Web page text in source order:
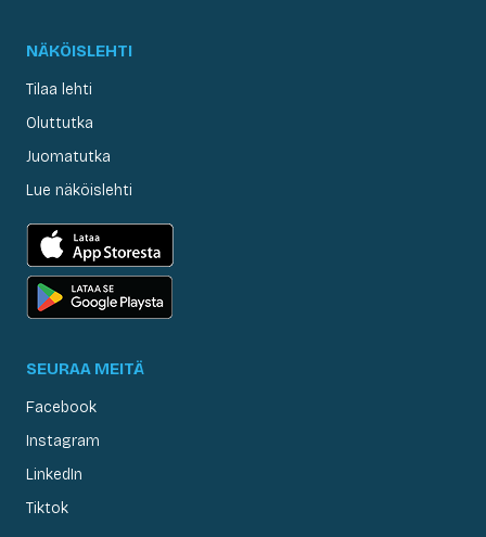
NÄKÖISLEHTI
Tilaa lehti
Oluttutka
Juomatutka
Lue näköislehti
SEURAA MEITÄ
Facebook
Instagram
LinkedIn
Tiktok